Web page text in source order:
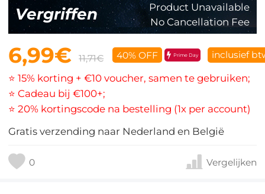
Vergriffen
Product Unavailable
No Cancellation Fee
6,99€ 11,71€ 40% OFF Prime Day inclusief
⭐ 15% korting + €10 voucher, samen te gebruiken;
⭐ Cadeau bij €100+;
⭐ 20% kortingscode na bestelling (1x per account)
Gratis verzending naar Nederland en België
0 Vergelijken